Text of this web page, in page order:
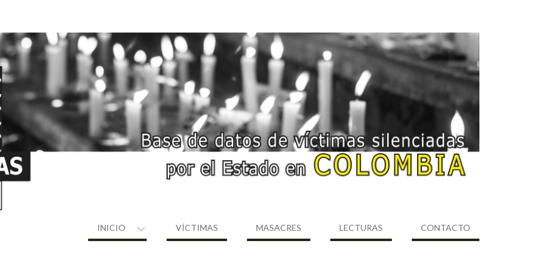
INICIO VÍCTIMAS MASACRES LECTURAS CONTACTO